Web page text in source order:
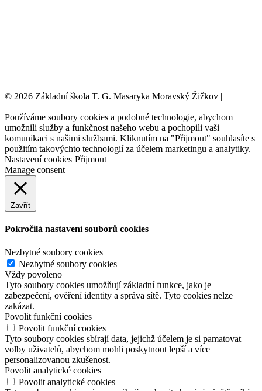
© 2026 Základní škola T. G. Masaryka Moravský Žižkov |
Používáme soubory cookies a podobné technologie, abychom
umožnili služby a funkčnost našeho webu a pochopili vaši
komunikaci s našimi službami. Kliknutím na "Přijmout" souhlasíte s
použitím takovýchto technologií za účelem marketingu a analytiky.
Nastavení cookies Přijmout
Manage consent
Zavřít
Pokročilá nastavení souborů cookies
Nezbytné soubory cookies
Nezbytné soubory cookies
Vždy povoleno
Tyto soubory cookies umožňují základní funkce, jako je
zabezpečení, ověření identity a správa sítě. Tyto cookies nelze
zakázat.
Povolit funkční cookies
Povolit funkční cookies
Tyto soubory cookies sbírají data, jejichž účelem je si pamatovat
volby uživatelů, abychom mohli poskytnout lepší a více
personalizovanou zkušenost.
Povolit analytické cookies
Povolit analytické cookies